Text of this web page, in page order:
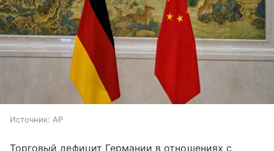
Источник: AP
Торговый дефицит Германии в отношениях с